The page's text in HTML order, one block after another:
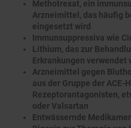
Methotrexat, ein
Arzneimittel, das häufig
eingesetzt wird
Immunsuppressiva wie
Lithium, das zur
Erkrankungen verwendet
Arzneimittel gegen
aus der Gruppe der
Rezeptorantagonisten,
oder Valsartan
Entwässernde